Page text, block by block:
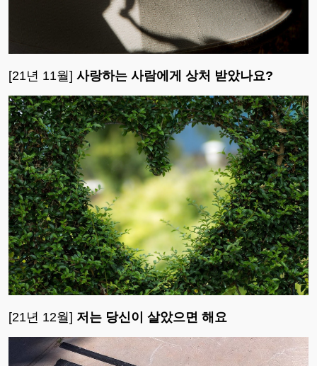
[21년 11월] 사랑하는 사람에게 상처 받았나요?
[21년 12월] 저는 당신이 살았으면 해요